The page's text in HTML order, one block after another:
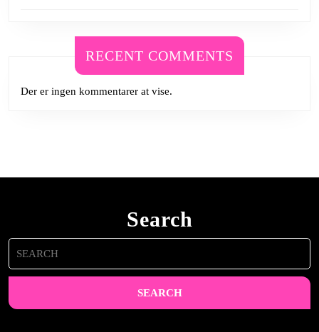
RECENT COMMENTS
Der er ingen kommentarer at vise.
Search
Search
for: